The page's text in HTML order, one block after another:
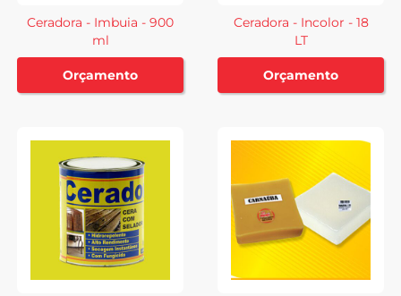
Ceradora - Imbuia - 900
ml
Orçamento
Ceradora - Incolor - 18
LT
Orçamento